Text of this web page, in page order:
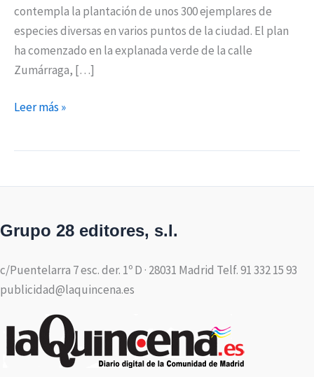
contempla la plantación de unos 300 ejemplares de
especies diversas en varios puntos de la ciudad. El plan
ha comenzado en la explanada verde de la calle
Zumárraga, […]
Leer más »
Grupo 28 editores, s.l.
c/Puentelarra 7 esc. der. 1º D · 28031 Madrid Telf. 91 332 15 93
publicidad@laquincena.es